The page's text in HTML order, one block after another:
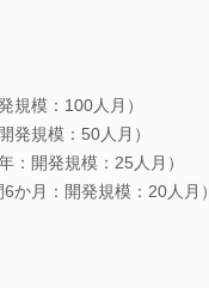
規模：100人月）
発規模：50人月）
：開発規模：25人月）
か月：開発規模：20人月）